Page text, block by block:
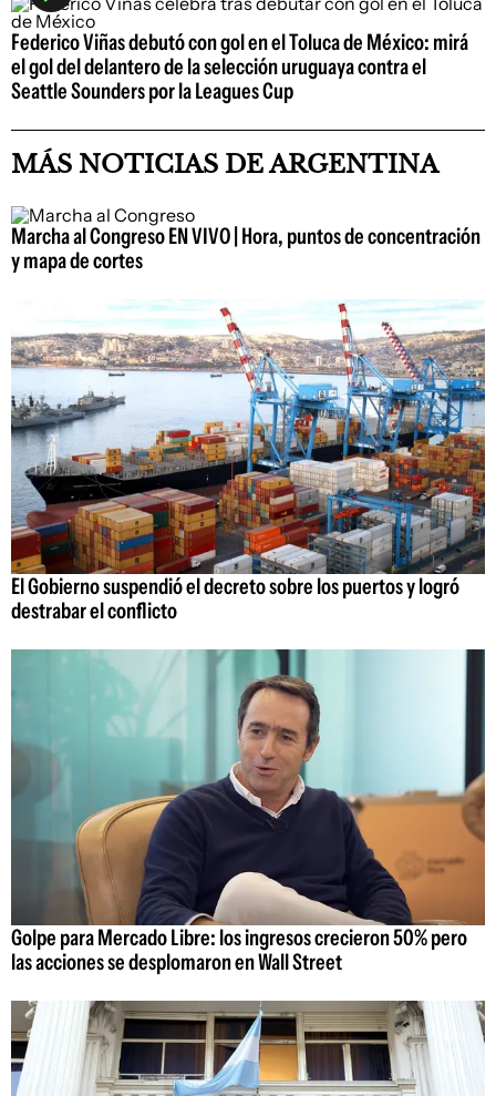
Federico Viñas debutó con gol en el Toluca de México: mirá
el gol del delantero de la selección uruguaya contra el
Seattle Sounders por la Leagues Cup
MÁS NOTICIAS DE ARGENTINA
Marcha al Congreso EN VIVO | Hora, puntos de concentración
y mapa de cortes
El Gobierno suspendió el decreto sobre los puertos y logró
destrabar el conflicto
Golpe para Mercado Libre: los ingresos crecieron 50% pero
las acciones se desplomaron en Wall Street